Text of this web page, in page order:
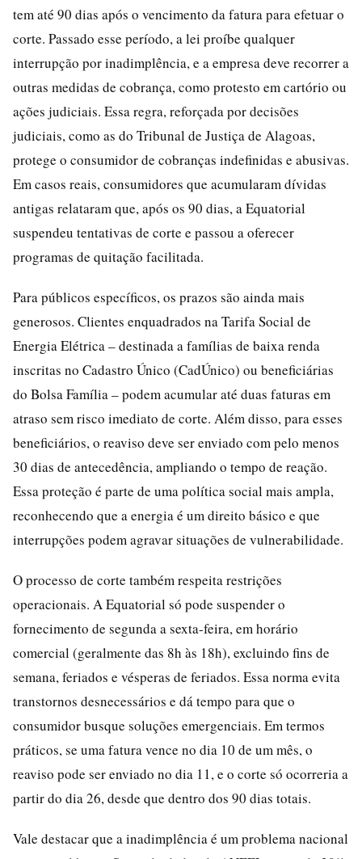
tem até 90 dias após o vencimento da fatura para efetuar o
corte. Passado esse período, a lei proíbe qualquer
interrupção por inadimplência, e a empresa deve recorrer a
outras medidas de cobrança, como protesto em cartório ou
ações judiciais. Essa regra, reforçada por decisões
judiciais, como as do Tribunal de Justiça de Alagoas,
protege o consumidor de cobranças indefinidas e abusivas.
Em casos reais, consumidores que acumularam dívidas
antigas relataram que, após os 90 dias, a Equatorial
suspendeu tentativas de corte e passou a oferecer
programas de quitação facilitada.
Para públicos específicos, os prazos são ainda mais
generosos. Clientes enquadrados na Tarifa Social de
Energia Elétrica – destinada a famílias de baixa renda
inscritas no Cadastro Único (CadÚnico) ou beneficiárias
do Bolsa Família – podem acumular até duas faturas em
atraso sem risco imediato de corte. Além disso, para esses
beneficiários, o reaviso deve ser enviado com pelo menos
30 dias de antecedência, ampliando o tempo de reação.
Essa proteção é parte de uma política social mais ampla,
reconhecendo que a energia é um direito básico e que
interrupções podem agravar situações de vulnerabilidade.
O processo de corte também respeita restrições
operacionais. A Equatorial só pode suspender o
fornecimento de segunda a sexta-feira, em horário
comercial (geralmente das 8h às 18h), excluindo fins de
semana, feriados e vésperas de feriados. Essa norma evita
transtornos desnecessários e dá tempo para que o
consumidor busque soluções emergenciais. Em termos
práticos, se uma fatura vence no dia 10 de um mês, o
reaviso pode ser enviado no dia 11, e o corte só ocorreria a
partir do dia 26, desde que dentro dos 90 dias totais.
Vale destacar que a inadimplência é um problema nacional